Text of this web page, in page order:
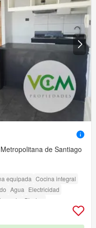
de Santiago
equipada Cocina integral
Agua Electricidad
Piscina